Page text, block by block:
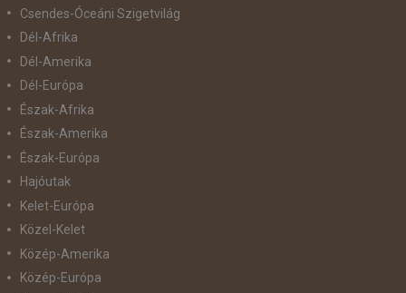
Csendes-Óceáni Szigetvilág
Dél-Afrika
Dél-Amerika
Dél-Európa
Észak-Afrika
Észak-Amerika
Észak-Európa
Hajóutak
Kelet-Európa
Közel-Kelet
Közép-Amerika
Közép-Európa